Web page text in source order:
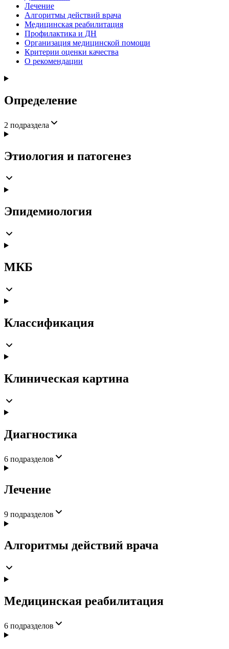
Лечение
Алгоритмы действий врача
Медицинская реабилитация
Профилактика и ДН
Организация медицинской помощи
Критерии оценки качества
О рекомендации
Определение
2 подраздела
Этиология и патогенез
Эпидемиология
МКБ
Классификация
Клиническая картина
Диагностика
6 подразделов
Лечение
9 подразделов
Алгоритмы действий врача
Медицинская реабилитация
6 подразделов